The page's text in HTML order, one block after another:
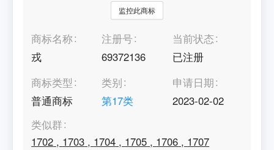
监控此商标
商标名称
戎
注册号
69372136
当前状态
已注册
商标类型
普通商标
类别
第17类
申请日期
2023-02-02
类似群
1702 , 1703 , 1704 , 1705 , 1706 , 1707